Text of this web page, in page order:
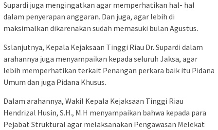
Supardi juga mengingatkan agar memperhatikan hal- hal
dalam penyerapan anggaran. Dan juga, agar lebih di
maksimalkan dikarenakan sudah memasuki bulan Agustus.
Sslanjutnya, Kepala Kejaksaan Tinggi Riau Dr. Supardi dalam
arahannya juga menyampaikan kepada seluruh Jaksa, agar
lebih memperhatikan terkait Penangan perkara baik itu Pidana
Umum dan juga Pidana Khusus.
Dalam arahannya, Wakil Kepala Kejaksaan Tinggi Riau
Hendrizal Husin, S.H., M.H menyampaikan bahwa kepada para
Pejabat Struktural agar melaksanakan Pengawasan Melekat